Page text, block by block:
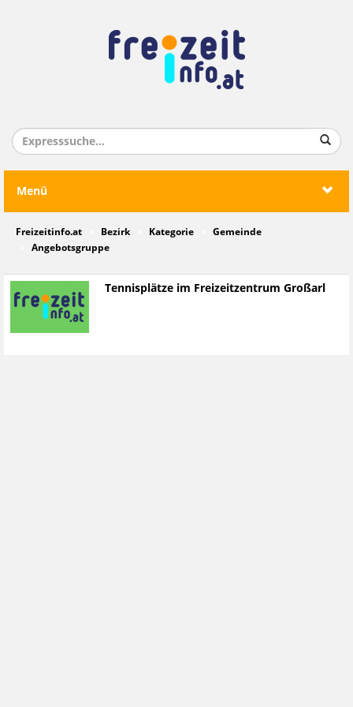
Menü
Freizeitinfo.at Bezirk Kategorie
Gemeinde
Angebotsgruppe
Tennisplätze im Freizeitzentrum Großarl